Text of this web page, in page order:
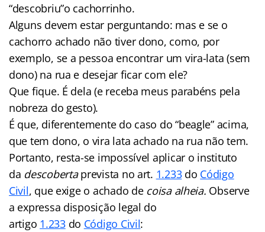
“descobriu”o cachorrinho.
Alguns devem estar perguntando: mas e se o
cachorro achado não tiver dono, como, por
exemplo, se a pessoa encontrar um vira-lata (sem
dono) na rua e desejar ficar com ele?
Que fique. É dela (e receba meus parabéns pela
nobreza do gesto).
É que, diferentemente do caso do “beagle” acima,
que tem dono, o vira lata achado na rua não tem.
Portanto, resta-se impossível aplicar o instituto
da descobertaprevista no art. 1.233do Código
Civil, que exige o achado de coisa alheia. Observe
a expressa disposição legal do
artigo 1.233do Código Civil: